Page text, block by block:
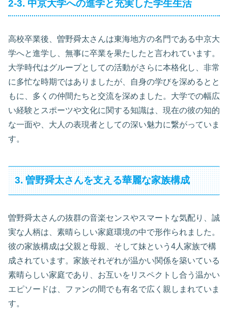
2-3. 中京大学への進学と充実した学生生活
高校卒業後、曽野舜太さんは東海地方の名門である中京大
学へと進学し、無事に卒業を果たしたと言われています。
大学時代はグループとしての活動がさらに本格化し、非常
に多忙な時期ではありましたが、自身の学びを深めるとと
もに、多くの仲間たちと交流を深めました。大学での幅広
い経験とスポーツや文化に関する知識は、現在の彼の知的
な一面や、大人の表現者としての深い魅力に繋がっていま
す。
3. 曽野舜太さんを支える華麗な家族構成
曽野舜太さんの抜群の音楽センスやスマートな気配り、誠
実な人柄は、素晴らしい家庭環境の中で形作られました。
彼の家族構成は父親と母親、そして妹という4人家族で構
成されています。家族それぞれが温かい関係を築いている
素晴らしい家庭であり、お互いをリスペクトし合う温かい
エピソードは、ファンの間でも有名で広く親しまれていま
す。